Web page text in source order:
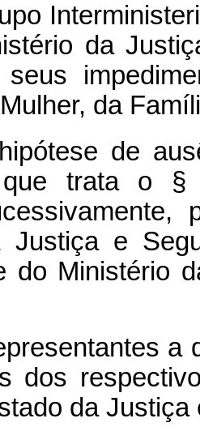
da
da
de
trata o §
Justiça e
do Ministério
a
dos
da